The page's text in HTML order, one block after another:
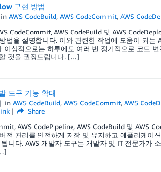
구현 방법
inAWS CodeBuild,AWS CodeCommit,AWS
CodeCommit, AWS CodeBuild 및 AWS
법을 설명합니다. 이와 관련한 작업에 도움이 되는
상적으로는 하루에도 여러 번 정기적으로 코드
것을 권장드립니다. […]
도구 기능 확대
inAWS CodeBuild,AWS CodeCommit,AWS
Share
AWS CodePipeline, AWS CodeBuild 및 AWS
전 관리를 안전하게 저장 및 유지하고 애플리케이
니다. AWS 개발자 도구는 개발자 및 IT 전문가가